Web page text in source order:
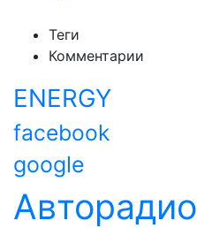
Теги
Комментарии
ENERGY
facebook
google
Авторадио